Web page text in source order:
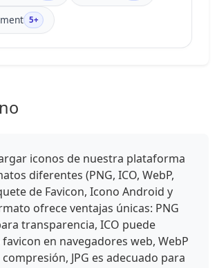
5+
iconos de nuestra plataforma
diferentes (PNG, ICO, WebP,
de Favicon, Icono Android y
ofrece ventajas únicas: PNG
transparencia, ICO puede
en navegadores web, WebP
JPG es adecuado para